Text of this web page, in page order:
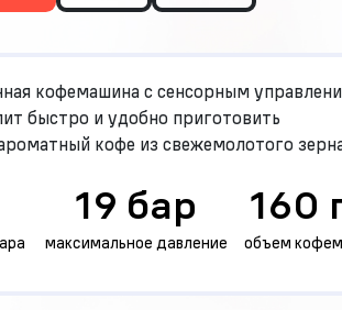
кофемашина с сенсорным
быстро и удобно приготовить
кофе из свежемолотого
19 бар
максимальное давление
160
объем